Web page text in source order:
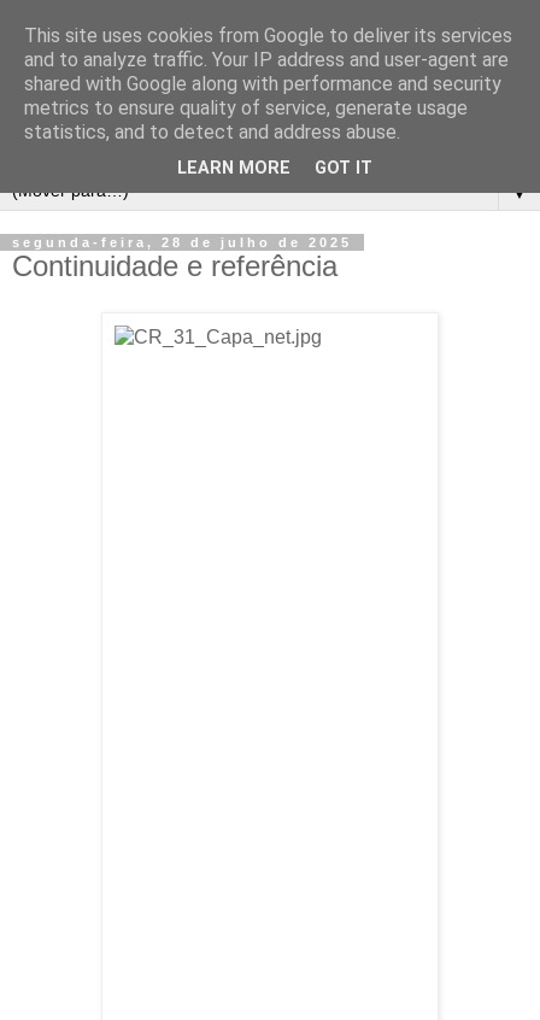
▼
segunda-feira, 28 de julho de 2025
Continuidade e referência
This site uses cookies from Google to deliver its services
and to analyze traffic. Your IP address and user-agent are
shared with Google along with performance and security
metrics to ensure quality of service, generate usage
statistics, and to detect and address abuse.
LEARN MORE GOT IT